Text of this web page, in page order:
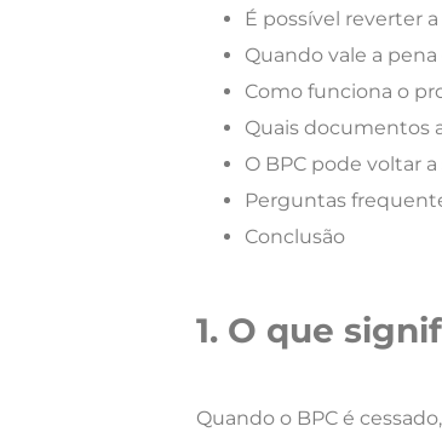
É possível reverter
Quando vale a
Como funciona o
Quais documentos
O BPC pode voltar
Perguntas
Conclusão
1. O que
Quando o BPC é